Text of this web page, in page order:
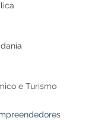
e Turismo